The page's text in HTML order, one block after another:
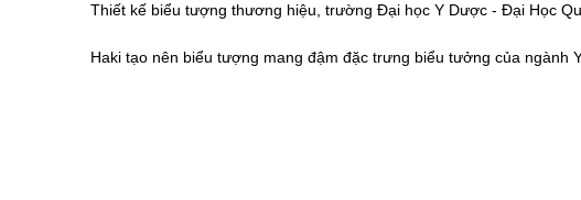
Thiết kế biểu tượng thương hiệu, trường Đại học Y Dược - Đại Học
Haki tạo nên biểu tượng mang đậm đặc trưng biểu tưởng của ngành